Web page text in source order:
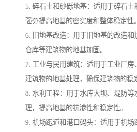
5. 碎石土和砂砾地基：适用于碎石土
强夯提高地基的密实度和整体稳定性。
6. 旧地基改造：用于旧地基的改造和
仓库等建筑物的地基加固。
7. 工业与民用建筑：适用于工业厂房
建筑物的地基处理，确保建筑物的稳
8. 水利工程：用于水库大坝、堤防等
理，提高地基的抗渗性和稳定性。
9. 机场跑道和港口码头：适用于机场